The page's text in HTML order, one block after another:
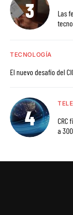
Las
TECNOLOGÍA
El nuevo desafío del
CRC
a